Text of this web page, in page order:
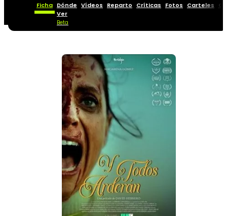
Ficha Dónde
Ver
Beta
Vídeos Reparto Críticas Fotos Carteles